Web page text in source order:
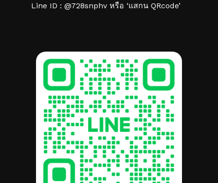
Line ID : @728snphv หรือ ‘แสกน QRcode’